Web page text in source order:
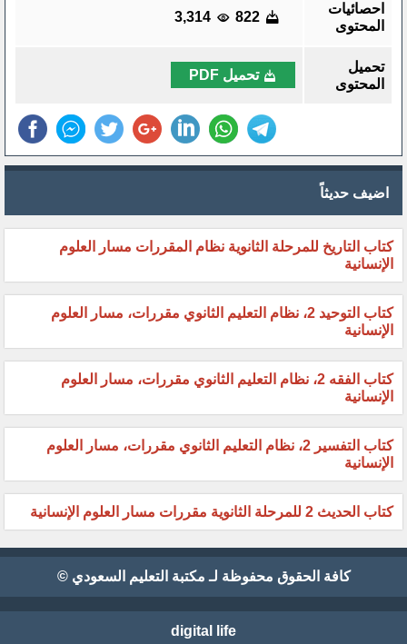
احصائيات
المحتوى
822
3,314
تحميل
المحتوى
تحميل PDF
اضيف حديثاً
كتاب التاريخ للمرحلة الثانوية نظام المقررات مسار العلوم
الإنسانية
كتاب التوحيد 2، نظام التعليم الثانوي مقررات، مسار العلوم
الإنسانية
كتاب الفقه 2، نظام التعليم الثانوي مقررات، مسار العلوم
الإنسانية
كتاب التفسير 2، نظام التعليم الثانوي مقررات، مسار العلوم
الإنسانية
كتاب الحديث 2 للمرحلة الثانوية مقررات مسار العلوم الإنسانية
كافة الحقوق محفوظة لـ مكتبة التعليم السعودي ©
digital life